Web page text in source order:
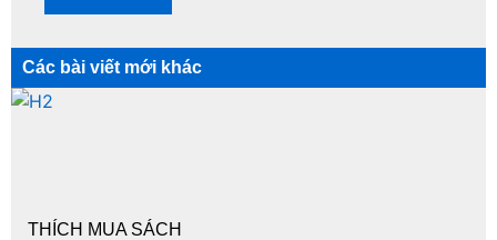
Các bài viết mới khác
THÍCH MUA SÁCH